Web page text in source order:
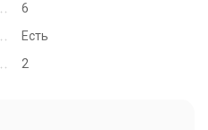
6
Есть
2